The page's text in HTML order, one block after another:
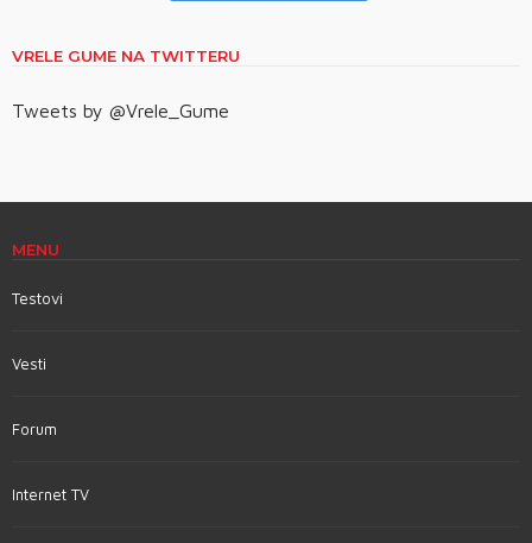
VRELE GUME NA TWITTERU
Tweets by @Vrele_Gume
MENU
Testovi
Vesti
Forum
Internet TV